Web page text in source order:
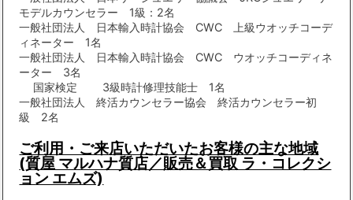
モデルカウンセラー 1級：2名
一般社団法人 日本輸入時計協会 CWC 上級ウオッチコーデ
ィネーター 1名
一般社団法人 日本輸入時計協会 CWC ウオッチコーディネ
ーター 3名
国家検定 3級時計修理技能士 1名
一般社団法人 終活カウンセラー協会 終活カウンセラー初
級 2名
ご利用・ご来店いただいたお客様の主な地域
(質屋 マルハナ質店／販売＆買取 ラ・コレクシ
ョン エムズ)